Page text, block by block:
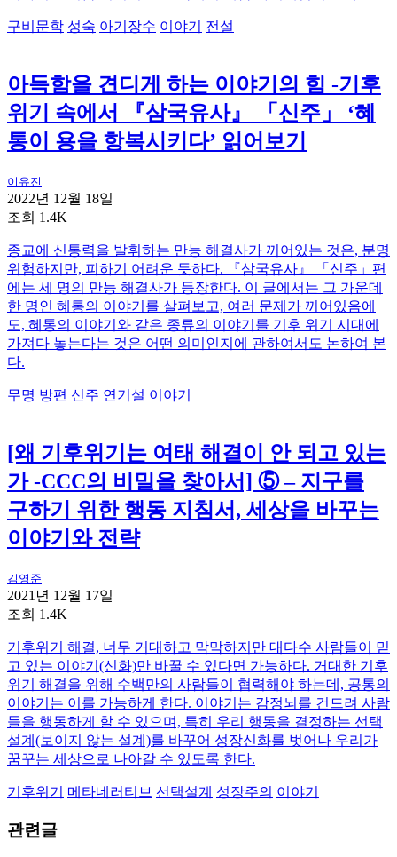
구비문학 성숙 아기장수 이야기 전설
아득함을 견디게 하는 이야기의 힘 -기후
위기 속에서 『삼국유사』 「신주」 ‘혜
통이 용을 항복시키다’ 읽어보기
이유진
2022년 12월 18일
조회 1.4K
종교에 신통력을 발휘하는 만능 해결사가 끼어있는 것은, 분명
위험하지만, 피하기 어려운 듯하다. 『삼국유사』 「신주」편
에는 세 명의 만능 해결사가 등장한다. 이 글에서는 그 가운데
한 명인 혜통의 이야기를 살펴보고, 여러 문제가 끼어있음에
도, 혜통의 이야기와 같은 종류의 이야기를 기후 위기 시대에
가져다 놓는다는 것은 어떤 의미인지에 관하여서도 논하여 본
다.
무명 방편 신주 연기설 이야기
[왜 기후위기는 여태 해결이 안 되고 있는
가 -CCC의 비밀을 찾아서] ⑤ – 지구를
구하기 위한 행동 지침서, 세상을 바꾸는
이야기와 전략
김영준
2021년 12월 17일
조회 1.4K
기후위기 해결, 너무 거대하고 막막하지만 대다수 사람들이 믿
고 있는 이야기(신화)만 바꿀 수 있다면 가능하다. 거대한 기후
위기 해결을 위해 수백만의 사람들이 협력해야 하는데, 공통의
이야기는 이를 가능하게 한다. 이야기는 감정뇌를 건드려 사람
들을 행동하게 할 수 있으며, 특히 우리 행동을 결정하는 선택
설계(보이지 않는 설계)를 바꾸어 성장신화를 벗어나 우리가
꿈꾸는 세상으로 나아갈 수 있도록 한다.
기후위기 메타네러티브 선택설계 성장주의 이야기
관련글